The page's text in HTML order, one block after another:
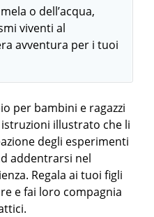
o dell’acqua,
viventi al
avventura per i tuoi
per bambini e ragazzi
illustrato che li
degli esperimenti
addentrarsi nel
Regala ai tuoi figli
e fai loro compagnia